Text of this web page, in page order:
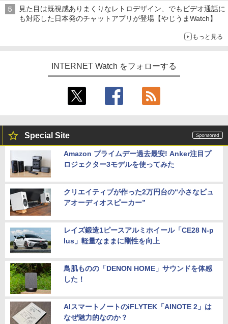
見た目は既視感ありまくりなレトロデザイン、でもビデオ通話に
も対応した日本発のチャットアプリが登場【やじうまWatch】
もっと見る
INTERNET Watch をフォローする
Special Site
Amazon プライムデー過去最安! Anker注目プ
ロジェクター3モデルを使ってみた
クリエイティブが作った2万円台の“小さなピュ
アオーディオスピーカー”
レイズ鍛造1ピースアルミホイール「CE28 N-p
lus」軽量なままに剛性を向上
鳥肌ものの「DENON HOME」サウンドを体感
した！
AIスマートノートのiFLYTEK「AINOTE 2」は
なぜ魅力的なのか？